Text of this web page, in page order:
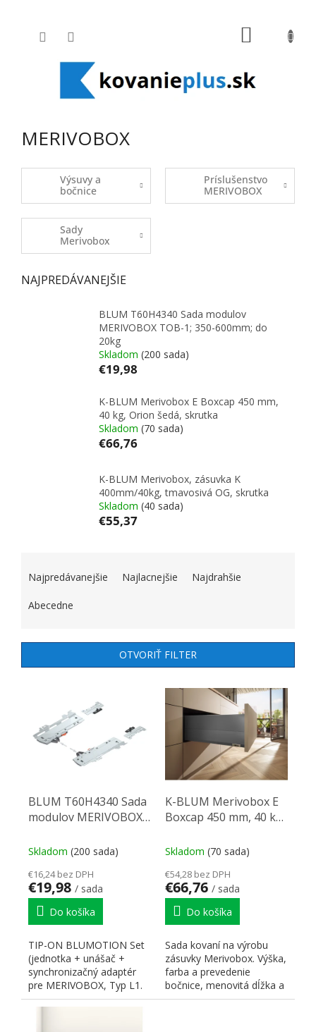
MERIVOBOX
Výsuvy a
bočnice
Príslušenstvo
MERIVOBOX
Sady
Merivobox
NAJPREDÁVANEJŠIE
BLUM T60H4340 Sada modulov
MERIVOBOX TOB-1; 350-600mm; do
20kg
Skladom (200 sada)
€19,98
K-BLUM Merivobox E Boxcap 450 mm,
40 kg, Orion šedá, skrutka
Skladom (70 sada)
€66,76
K-BLUM Merivobox, zásuvka K
400mm/40kg, tmavosivá OG, skrutka
Skladom (40 sada)
€55,37
Najpredávanejšie Najlacnejšie Najdrahšie
Abecedne
OTVORIŤ FILTER
BLUM T60H4340 Sada
modulov MERIVOBOX
20kg
Skladom (200 sada)
€16,24 bez DPH
€19,98 / sada
Do košíka
TIP-ON BLUMOTION Set
(jednotka + unášač +
synchronizačný adaptér
pre MERIVOBOX, Typ L1.
Určené pre 40kg výsuvy
K-BLUM Merivobox E
Boxcap 450 mm, 40 kg,
Skladom (70 sada)
€54,28 bez DPH
€66,76 / sada
Do košíka
Sada kovaní na výrobu
zásuvky Merivobox. Výška,
farba a prevedenie
bočnice, menovitá dĺžka a
nosnosť výsuvu, typ...